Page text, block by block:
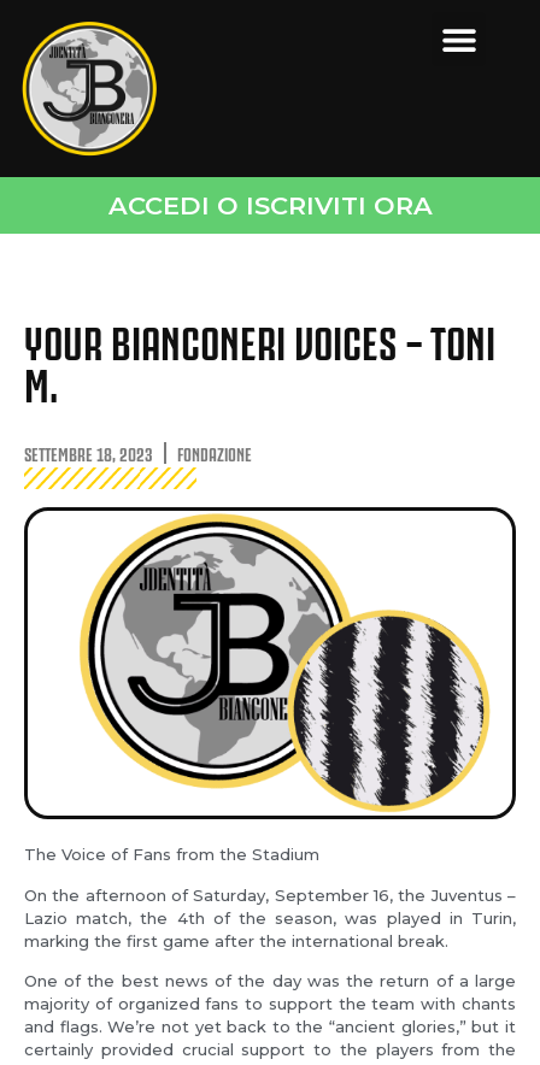
ACCEDI O ISCRIVITI ORA
YOUR BIANCONERI VOICES – TONI
M.
SETTEMBRE 18, 2023 FONDAZIONE
The Voice of Fans from the Stadium
On the afternoon of Saturday, September 16, the Juventus –
Lazio match, the 4th of the season, was played in Turin,
marking the first game after the international break.
One of the best news of the day was the return of a large
majority of organized fans to support the team with chants
and flags. We’re not yet back to the “ancient glories,” but it
certainly provided crucial support to the players from the